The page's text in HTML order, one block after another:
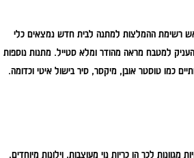
רשימת ההמלצות למתנה לבית חדש נמצאים כלי
להעניק למטבח מראה מהודר ומלא סטייל. מתנות נוספות
כמו טוסטר אובן, מיקסר, סיר בישול איטי וכדומה.
לכך הן כריות נוי מעוצבות, וילונות מיוחדים,